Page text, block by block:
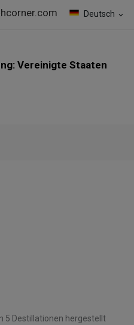
Deutsch expand_more
Vereinigte Staaten
5 Destillationen hergestellt